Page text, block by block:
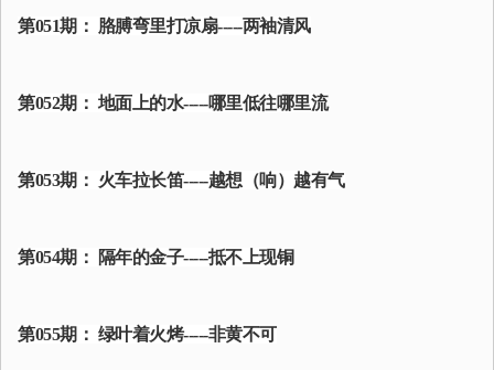
第051期： 胳膊弯里打凉扇-----两袖清风
第052期： 地面上的水-----哪里低往哪里流
第053期： 火车拉长笛-----越想（响）越有气
第054期： 隔年的金子-----抵不上现铜
第055期： 绿叶着火烤-----非黄不可